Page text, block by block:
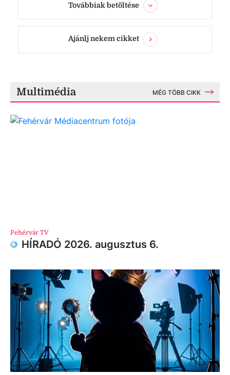
Továbbiak betöltése
Ajánlj nekem cikket
Multimédia MÉG TÖBB CIKK
Fehérvár TV
HÍRADÓ 2026. augusztus 6.